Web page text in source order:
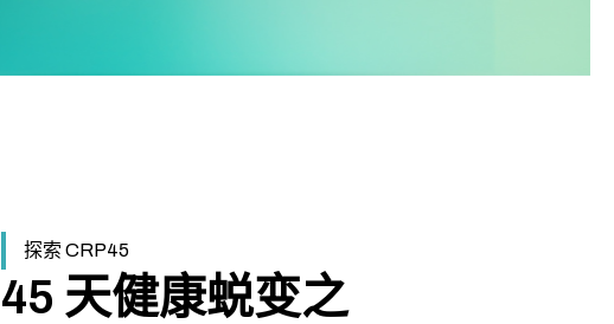
探索 CRP45
45 天健康蜕变之